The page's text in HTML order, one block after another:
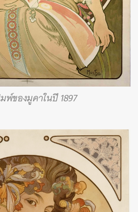
พ์ของมูคาในปี 1897